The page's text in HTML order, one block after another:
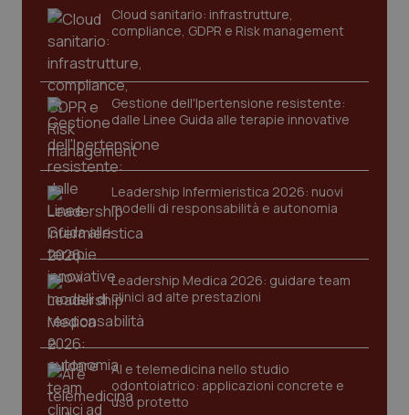
Cloud sanitario: infrastrutture,
compliance, GDPR e Risk management
Gestione dell'Ipertensione resistente:
dalle Linee Guida alle terapie innovative
Leadership Infermieristica 2026: nuovi
modelli di responsabilità e autonomia
Leadership Medica 2026: guidare team
clinici ad alte prestazioni
AI e telemedicina nello studio
odontoiatrico: applicazioni concrete e
uso protetto
CookieScriptConsent
tracking-sites-ironfish-
tracking-enable
www.quotidianosanita.it
tracking-sites-ironfish-
session-id
www.quotidianosanita.it